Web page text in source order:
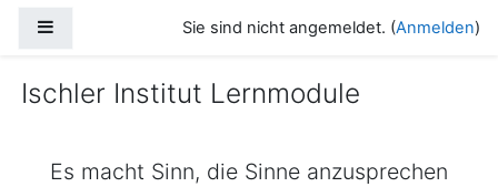
Website-ÜbersichtSie sind nicht angemeldet. (Anmelden)
Ischler Institut Lernmodule
Es macht Sinn, die Sinne anzusprechen